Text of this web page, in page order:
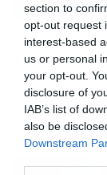
section to
opt-out request
interest-based
us or personal
your opt-out.
disclosure of
IAB’s list of
also be
Downstream
09/08/2015 19:00
Στην
Σαλταπίδας. Ο
πλέον θα
ΑΟ Τρίκαλα,